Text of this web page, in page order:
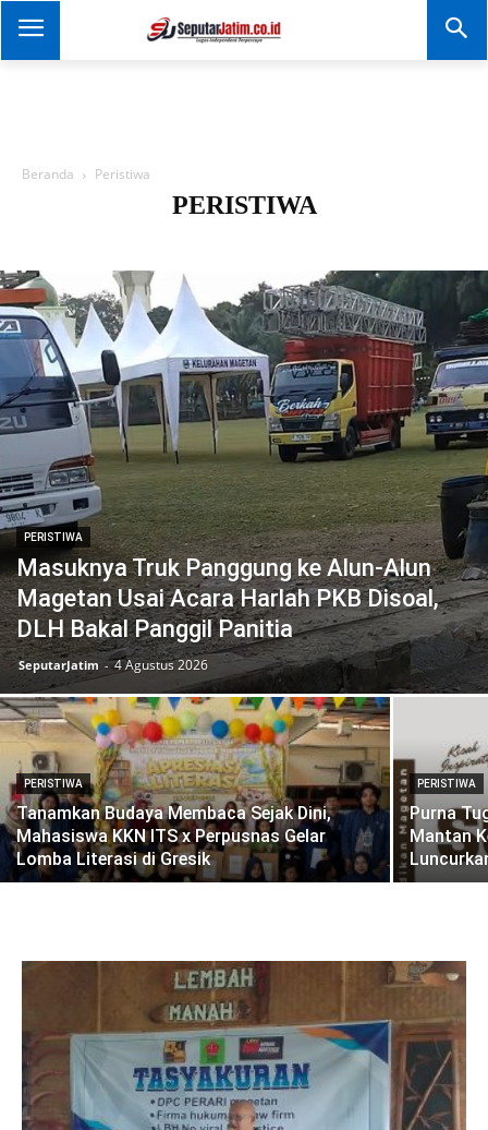
SEPUTAR JATIM
Portal Informasi Dan
Beranda Peristiwa
PERISTIWA
PERISTIWA
Masuknya Truk Panggung ke Alun-Alun
Magetan Usai Acara Harlah PKB Disoal,
DLH Bakal Panggil Panitia
SeputarJatim - 4 Agustus 2026
PERISTIWA
Tanamkan Budaya Membaca Sejak Dini,
Mahasiswa KKN ITS x Perpusnas Gelar
Lomba Literasi di Gresik
PERISTIWA
Purna
Mantan